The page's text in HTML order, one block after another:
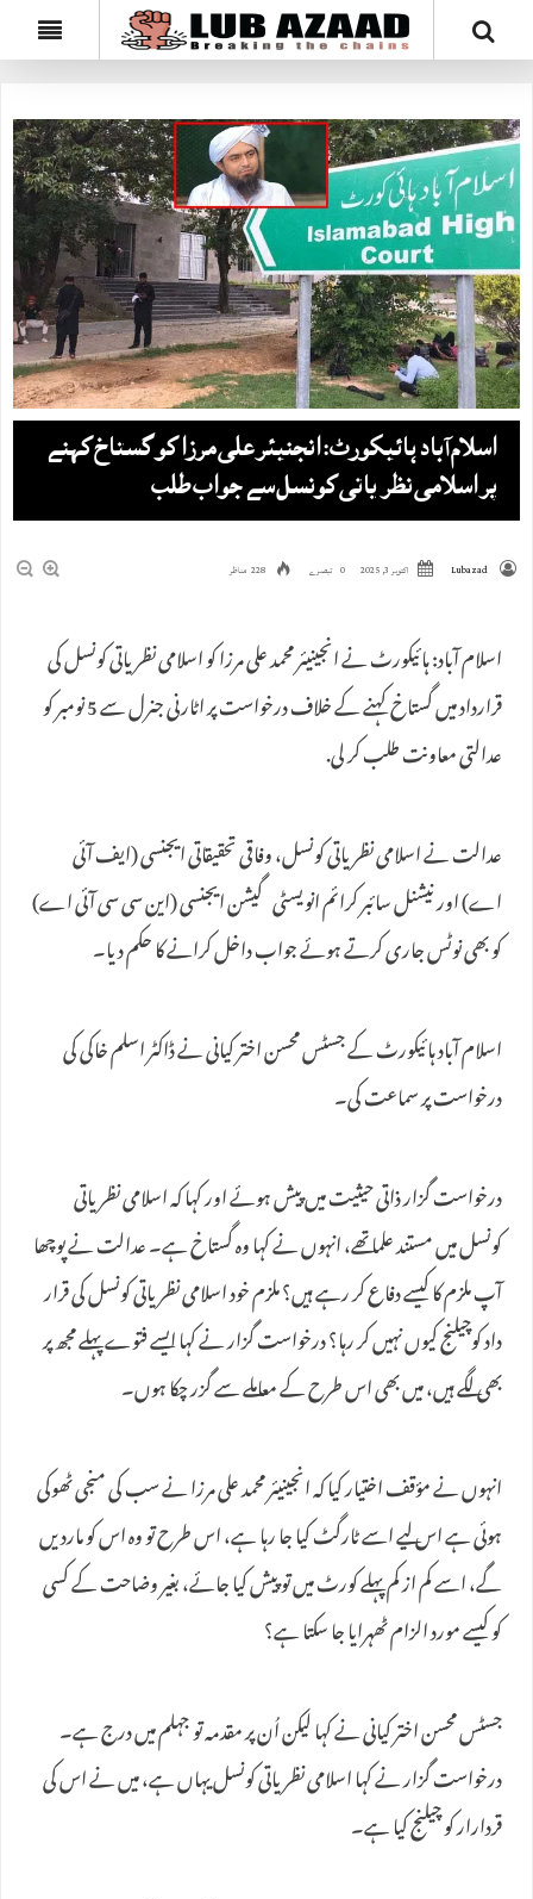
اسلام آباد ہائیکورٹ: انجنیئر علی مرزا کو گستاخ کہنے
پر اسلامی نظریاتی کونسل سے جواب طلب
Lubazad اکتوبر 3, 2025 0 تبصرے 228 مناظر
اسلام آباد: ہائیکورٹ نے انجینیئر محمد علی مرزا کو اسلامی نظریاتی کونسل کی
قرارداد میں گستاخ کہنے کے خلاف درخواست پر اٹارنی جنرل سے 5 نومبر کو
عدالتی معاونت طلب کر لی.
عدالت نے اسلامی نظریاتی کونسل، وفاقی تحقیقاتی ایجنسی (ایف آئی
اے) اور نیشنل سائبر کرائم انویسٹی گیشن ایجنسی (این سی سی آئی اے)
کو بھی نوٹس جاری کرتے ہوئے جواب داخل کرانے کا حکم دیا۔
اسلام آباد ہائیکورٹ کے جسٹس محسن اختر کیانی نے ڈاکٹر اسلم خاکی کی
درخواست پر سماعت کی۔
درخواست گزار ذاتی حیثیت میں پیش ہوئے اور کہا کہ اسلامی نظریاتی
کونسل میں مستند علما تھے، انہوں نے کہا وہ گستاخ ہے۔ عدالت نے پوچھا
آپ ملزم کا کیسے دفاع کر رہے ہیں؟ ملزم خود اسلامی نظریاتی کونسل کی قرار
داد کوچیلنج کیوں نہیں کر رہا؟ درخواست گزار نے کہا ایسے فتوے پہلے مجھ پر
بھی لگے ہیں، میں بھی اس طرح کے معاملے سے گزر چکا ہوں۔
انہوں نے مؤقف اختیار کیا کہ انجینیئر محمد علی مرزا نے سب کی منجی ٹھوکی
ہوئی ہے اس لیے اسے ٹارگٹ کیا جا رہا ہے، اس طرح تو وہ اس کو ماردیں
گے، اسے کم از کم پہلے کورٹ میں تو پیش کیا جائے، بغیر وضاحت کے کسی
کو کیسے مورد الزام ٹھہرایا جا سکتا ہے؟
جسٹس محسن اختر کیانی نے کہا لیکن اُن پر مقدمہ تو جہلم میں درج ہے۔
درخواست گزار نے کہا اسلامی نظریاتی کونسل یہاں ہے، میں نے اس کی
قردارار کو چیلنج کیا ہے۔